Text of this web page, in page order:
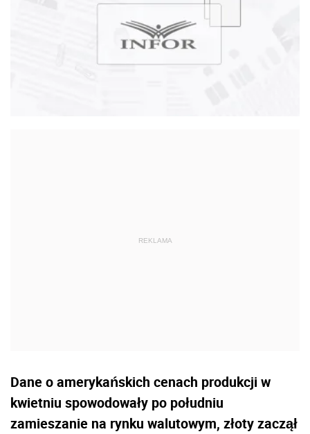
Dane o amerykańskich cenach produkcji w
kwietniu spowodowały po południu
zamieszanie na rynku walutowym, złoty zaczął